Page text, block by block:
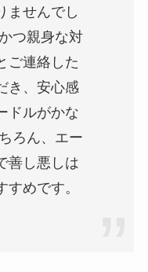
ませんでし
つ親身な対
ご連絡した
き、安心感
ドルがかな
ろん、エー
善し悪しは
めです。